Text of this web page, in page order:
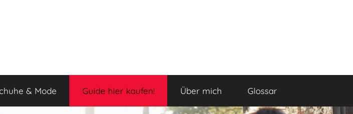
& Mode Guide hier kaufen! Über mich Glossar